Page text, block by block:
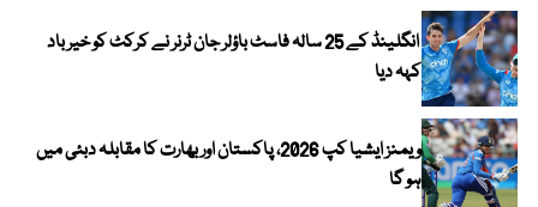
انگلینڈ کے 25 سالہ فاسٹ باؤلر جان ٹرنر نے کرکٹ کو خیر باد
کہہ دیا
ویمنز ایشیا کپ 2026، پاکستان اور بھارت کا مقابلہ دبئی میں
ہو گا